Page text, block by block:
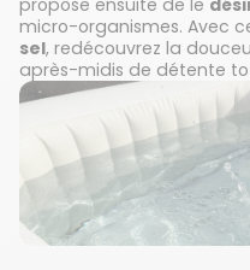
propose ensuite de le
micro-organismes. Avec
sel, redécouvrez la
après-midis de détente